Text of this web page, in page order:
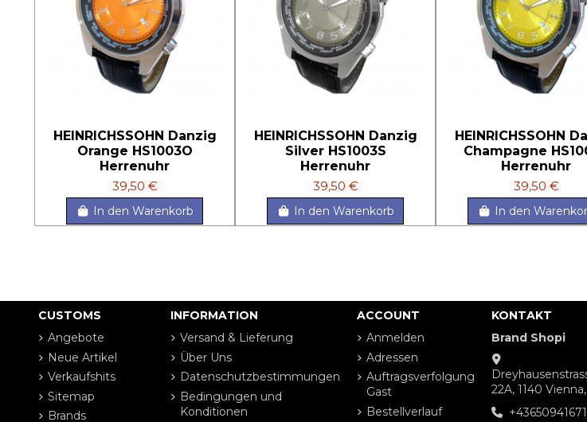
HEINRICHSSOHN Danzig
Orange HS1003O
Herrenuhr
39,50 €
In den Warenkorb
HEINRICHSSOHN Danzig
Silver HS1003S
Herrenuhr
39,50 €
In den Warenkorb
HEINRICHSSOHN
Champagne
Herrenuhr
39,50 €
In den
CUSTOMS
Angebote
Neue Artikel
Verkaufshits
Sitemap
Brands
INFORMATION
Versand & Lieferung
Über Uns
Datenschutzbestimmungen
Bedingungen und
Konditionen
ACCOUNT
Anmelden
Adressen
Auftragsverfolgung
Gast
Bestellverlauf
KONTAKT
Brand Shopi
22A, 1140